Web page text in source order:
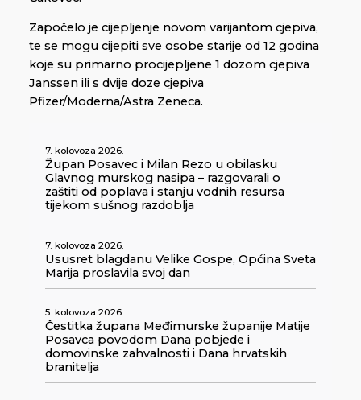
Započelo je cijepljenje novom varijantom cjepiva,
te se mogu cijepiti sve osobe starije od 12 godina
koje su primarno procijepljene 1 dozom cjepiva
Janssen ili s dvije doze cjepiva
Pfizer/Moderna/Astra Zeneca.
7. kolovoza 2026.
Župan Posavec i Milan Rezo u obilasku
Glavnog murskog nasipa – razgovarali o
zaštiti od poplava i stanju vodnih resursa
tijekom sušnog razdoblja
7. kolovoza 2026.
Ususret blagdanu Velike Gospe, Općina Sveta
Marija proslavila svoj dan
5. kolovoza 2026.
Čestitka župana Međimurske županije Matije
Posavca povodom Dana pobjede i
domovinske zahvalnosti i Dana hrvatskih
branitelja